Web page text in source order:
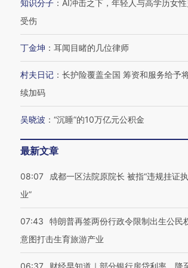
有意思的生活方式·第三对
知识分子 ： AI冲击之下，年轻人与高学历女性
受伤
丁金坤 ： 耳闻目睹的几位律师
村夫日记 ： 长护险覆盖全国 筹资和服务给予
续加码
吴晓波 ： “沉睡”的10万亿元公积金
最新文章
08:07
成都一区法院原院长 被指“违规挂证执
业”
07:43
特朗普再签两份行政令限制出生公民
意图打击生育旅游产业
06:37 财经早知道｜部分银行房贷利率，降